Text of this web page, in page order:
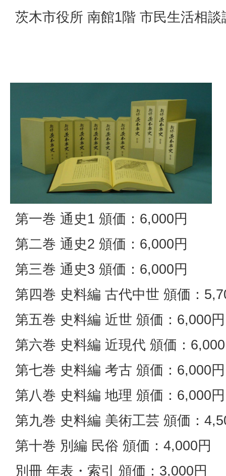
茨木市役所 南館1階 市民生活相談
第一巻 通史1 頒価：6,000円
第二巻 通史2 頒価：6,000円
第三巻 通史3 頒価：6,000円
第四巻 史料編 古代中世 頒価：
第五巻 史料編 近世 頒価：6,000円
第六巻 史料編 近現代 頒価：
第七巻 史料編 考古 頒価：6,000円
第八巻 史料編 地理 頒価：6,000円
第九巻 史料編 美術工芸 頒価：
第十巻 別編 民俗 頒価：4,000円
別冊 年表・索引 頒価：3,000円